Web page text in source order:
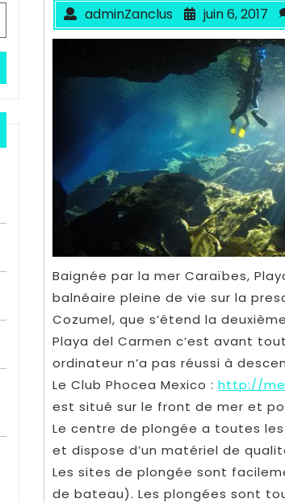
adminZanclus juin 6, 2017
Baignée par la mer Caraïbes,
balnéaire pleine de vie sur la
Cozumel, que s’étend la
Playa del Carmen c’est avant
ordinateur n’a pas réussi à
Le Club Phocea Mexico :http://
est situé sur le front de mer et
Le centre de plongée a toutes
et dispose d’un matériel de
Les sites de plongée sont
de bateau). Les plongées sont